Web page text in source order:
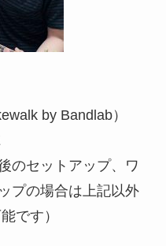
by Bandlab）
のセットアップ、ワ
プの場合は上記以外
です）